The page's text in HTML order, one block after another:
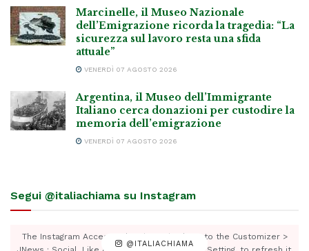
Marcinelle, il Museo Nazionale
dell’Emigrazione ricorda la tragedia: “La
sicurezza sul lavoro resta una sfida
attuale”
VENERDÌ 07 AGOSTO 2026
Argentina, il Museo dell’Immigrante
Italiano cerca donazioni per custodire la
memoria dell’emigrazione
VENERDÌ 07 AGOSTO 2026
Segui @italiachiama su Instagram
@ITALIACHIAMA
The Instagram Access Token is expired, Go to the Customizer >